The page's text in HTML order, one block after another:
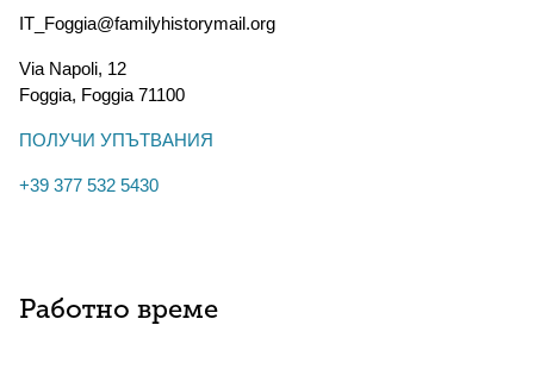
IT_Foggia@familyhistorymail.org
Via Napoli, 12
Foggia, Foggia 71100
ПОЛУЧИ УПЪТВАНИЯ
+39 377 532 5430
Работно време